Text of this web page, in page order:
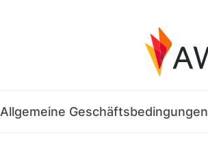
Allgemeine Geschäftsbedingungen